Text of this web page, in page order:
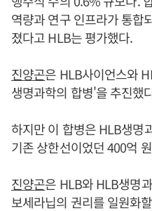
역량과 연구 인프라가 통합
졌다고 HLB는 평가했다.
진양곤은 HLB사이언스와
생명과학의 합병'을 추진했
하지만 이 합병은 HLB생명
기존 상한선이었던 400억
진양곤은 HLB와 HLB생명
보세라닙의 권리를 일원화